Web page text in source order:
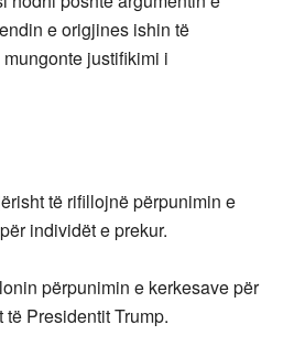
e origjines ishin të
justifikimi i
të rifillojnë përpunimin e
individët e prekur.
përpunimin e kerkesave për
Presidentit Trump.